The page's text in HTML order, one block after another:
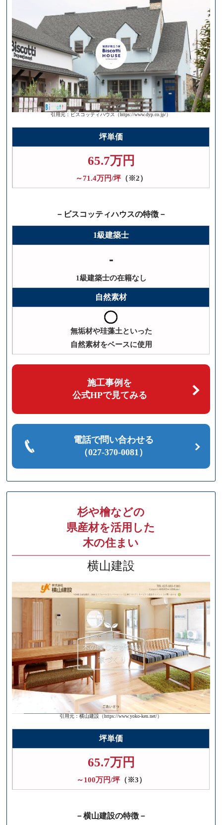
引用元：ビスコッティハウス（https://www.dyp.co.jp/）
坪単価
65.7万円
～71.4万円/坪（※2）
－ビスコッティハウスの特徴－
1級建築士
-
1級建築士の在籍なし
自然素材
無垢材や珪藻土といった
自然素材をベースに使用
施工事例を
公式HPで見てみる
電話で問い合わせる
（027-370-0081）
杉や檜などの
県産材を活用した
木の住まい
横山建設
引用元：横山建設（https://www.yoko-ken.net/）
坪単価
65.7万円
～100万円/坪（※3）
－横山建設の特徴－